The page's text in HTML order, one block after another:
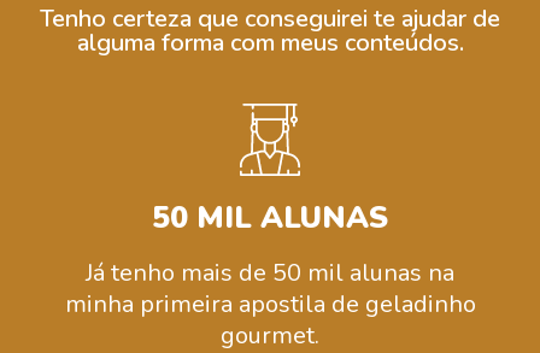
Tenho certeza que conseguirei te ajudar de
alguma forma com meus conteúdos.
50 MIL ALUNAS
Já tenho mais de 50 mil alunas na
minha primeira apostila de geladinho
gourmet.